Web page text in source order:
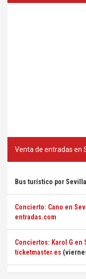
Venta de entradas en
Bus turístico por
Concierto: Cano en
entradas.com
Conciertos: Karol G en
ticketmaster.es